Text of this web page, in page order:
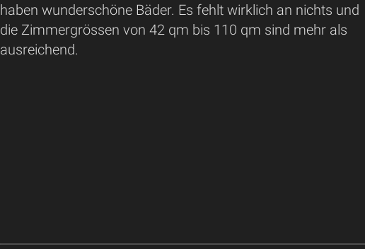
haben wunderschöne Bäder. Es fehlt wirklich an nichts und
die Zimmergrössen von 42 qm bis 110 qm sind mehr als
ausreichend.